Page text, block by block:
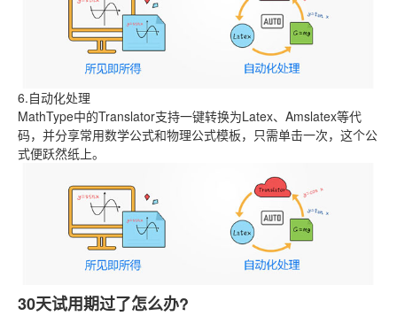
6.自动化处理
MathType中的Translator支持一键转换为Latex、Amslatex等代
码，并分享常用数学公式和物理公式模板，只需单击一次，这个公
式便跃然纸上。
30天试用期过了怎么办?